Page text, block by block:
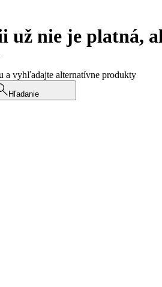
už nie je platná,
a vyhľadajte alternatívne produkty
Hľadanie